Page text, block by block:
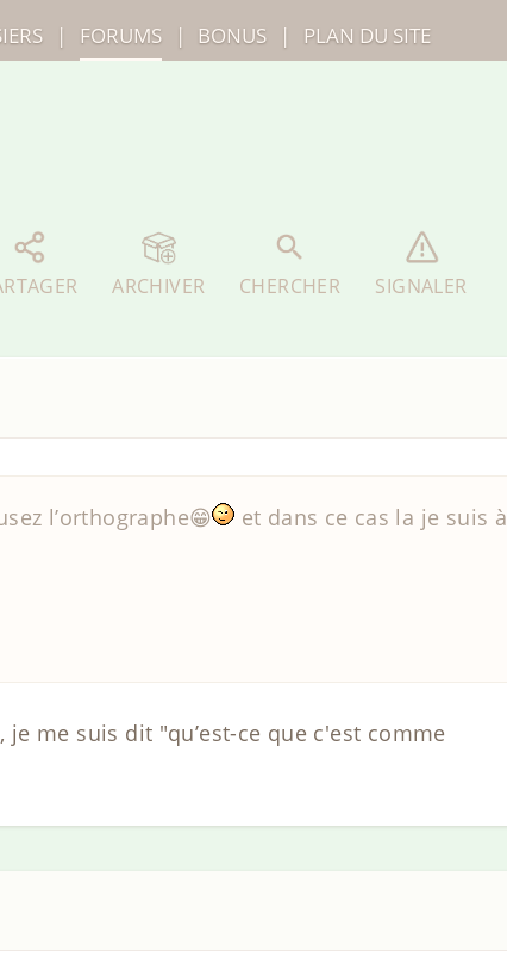
ARCHIVER CHERCHER SIGNALER
l’orthographe😁
et dans ce cas la je suis à
me suis dit "qu’est-ce que c'est comme
| FORUMS | BONUS | PLAN DU SITE